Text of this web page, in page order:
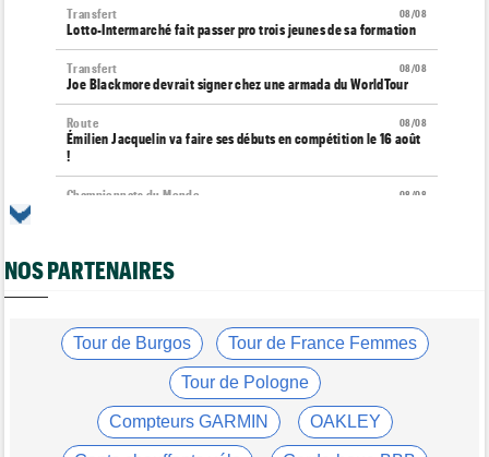
08/08
Transfert
Lotto-Intermarché fait passer pro trois jeunes de sa formation
08/08
Transfert
Joe Blackmore devrait signer chez une armada du WorldTour
08/08
Route
Émilien Jacquelin va faire ses débuts en compétition le 16 août
!
08/08
Championnats du Monde
Romain Bardet hospitalisé après une chute dans la descente du
Ventoux
Kasia Niewiadoma, "furieuse" : "Célia Gery m'a bloquée..."
Tour de France Femmes
Loes Adegeest : "On essaiera encore demain..."
Tour de France Femmes
Lilan Calmejane: "Pourquoi PFP nous raconte des salades ?"
NOS PARTENAIRES
Tour de Burgos Tour de France Femmes
Tour de Pologne
Compteurs GARMIN OAKLEY